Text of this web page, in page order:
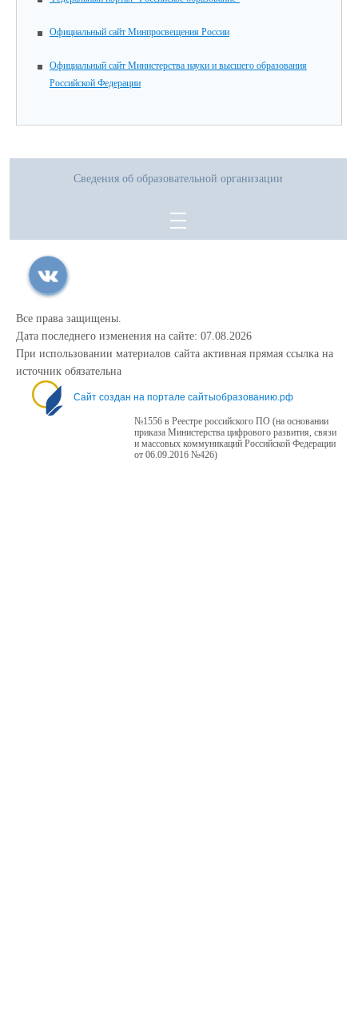
Официальный сайт Минпросвещения России
Официальный сайт Министерства науки и высшего образования
Российской Федерации
Сведения об образовательной организации
Все права защищены.
Дата последнего изменения на сайте: 07.08.2026
При использовании материалов сайта активная прямая ссылка на
источник обязательна
Сайт создан на портале сайтыобразованию.рф
№1556 в Реестре российского ПО (на основании
приказа Министерства цифрового развития, связи
и массовых коммуникаций Российской Федерации
от 06.09.2016 №426)